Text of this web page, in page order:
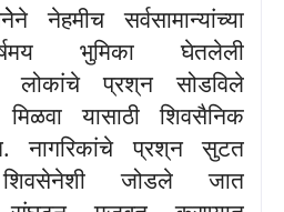
नेहमीच सर्वसामान्यांच्या
भुमिका घेतलेली
लोकांचे प्रश्न सोडविले
मिळवा यासाठी शिवसैनिक
.नागरिकांचे प्रश्न सुटत
जोडले जात